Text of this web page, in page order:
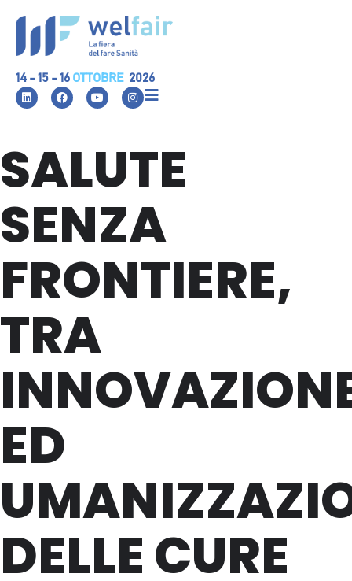
14 - 15 - 16 OTTOBRE 2026
SALUTE
SENZA
FRONTIERE,
TRA
ED
DELLE CURE